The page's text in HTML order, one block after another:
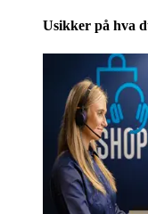
Usikker på hva